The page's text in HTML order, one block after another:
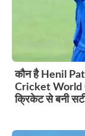
कौन है Henil
Cricket World
क्रिकेट से बनी